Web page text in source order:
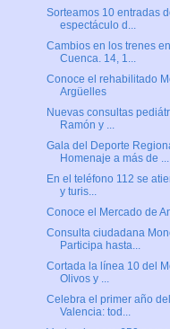
Sorteamos 10 entradas
espectáculo d...
Cambios en los trenes
Cuenca. 14, 1...
Conoce el rehabilitado
Argüelles
Nuevas consultas
Ramón y ...
Gala del Deporte
Homenaje a más de ...
En el teléfono 112 se
y turis...
Conoce el Mercado de
Consulta ciudadana
Participa hasta...
Cortada la línea 10 del
Olivos y ...
Celebra el primer año
Valencia: tod...